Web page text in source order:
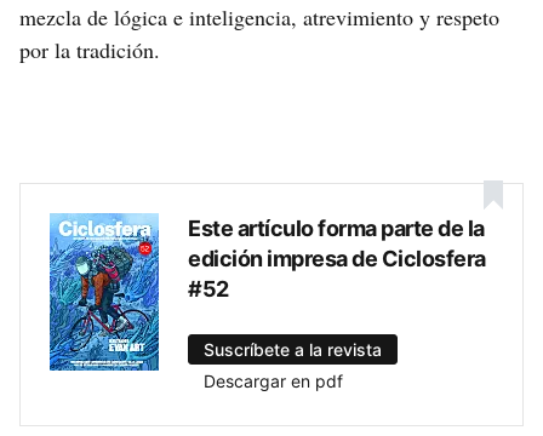
mezcla de lógica e inteligencia, atrevimiento y respeto
por la tradición.
Este artículo forma parte de la
edición impresa de Ciclosfera
#52
Suscríbete a la revista
Descargar en pdf